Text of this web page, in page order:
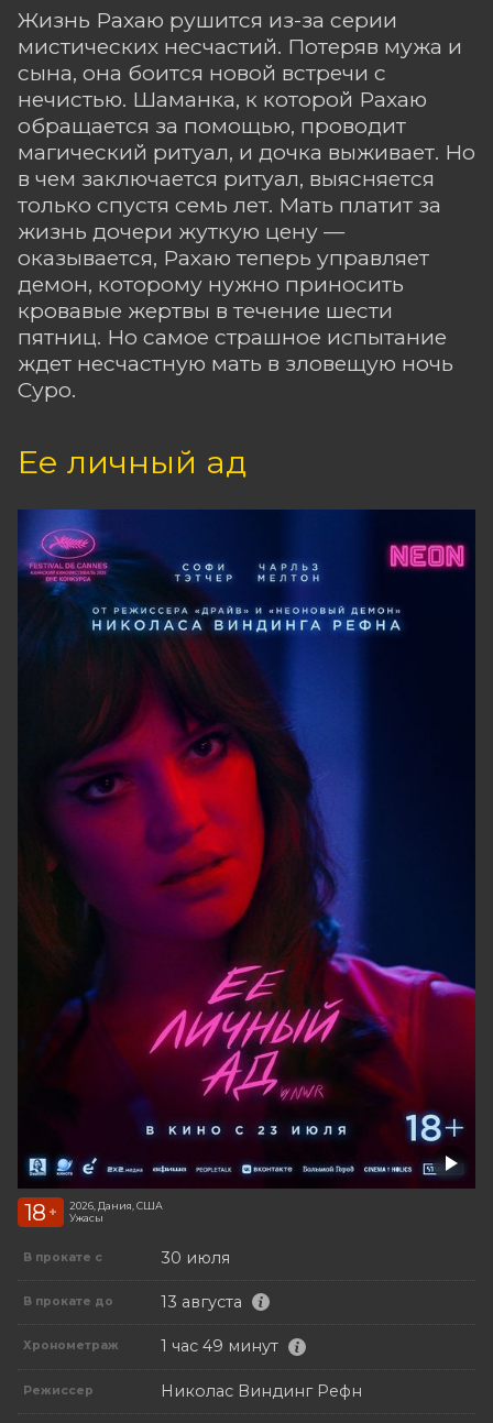
Жизнь Рахаю рушится из-за серии
мистических несчастий. Потеряв мужа и
сына, она боится новой встречи с
нечистью. Шаманка, к которой Рахаю
обращается за помощью, проводит
магический ритуал, и дочка выживает. Но
в чем заключается ритуал, выясняется
только спустя семь лет. Мать платит за
жизнь дочери жуткую цену —
оказывается, Рахаю теперь управляет
демон, которому нужно приносить
кровавые жертвы в течение шести
пятниц. Но самое страшное испытание
ждет несчастную мать в зловещую ночь
Суро.
Ее личный ад
18 +
2026, Дания, США
Ужасы
В прокате с 30 июля
В прокате до 13 августа
Хронометраж 1 час 49 минут
Режиссер Николас Виндинг Рефн